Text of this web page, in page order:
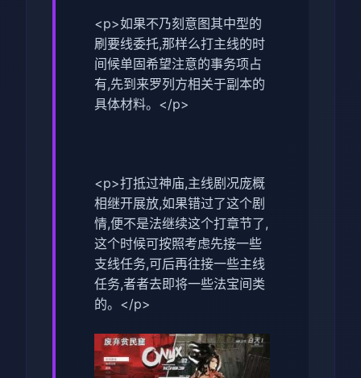
<p>如果不乃刻意图其中型的
刷要线委托,那样么打主线的时
间候单固希望注意的事务项占
有,先到来罗列方相关于副本的
具体材料。</p>
<p>打抵过神庙,主线剧况庞概
相继开展放,如果错过了这个剧
情,便不是法继续这个打章节了,
这个时候可按照考虑先接一些
支线任务,可后再往接一些主线
任务,者者去即将一些法宝间类
的。</p>